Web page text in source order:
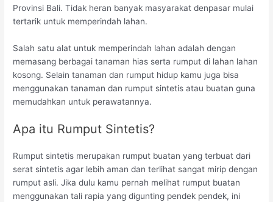
Provinsi Bali. Tidak heran banyak masyarakat denpasar mulai
tertarik untuk memperindah lahan.
Salah satu alat untuk memperindah lahan adalah dengan
memasang berbagai tanaman hias serta rumput di lahan lahan
kosong. Selain tanaman dan rumput hidup kamu juga bisa
menggunakan tanaman dan rumput sintetis atau buatan guna
memudahkan untuk perawatannya.
Apa itu Rumput Sintetis?
Rumput sintetis merupakan rumput buatan yang terbuat dari
serat sintetis agar lebih aman dan terlihat sangat mirip dengan
rumput asli. Jika dulu kamu pernah melihat rumput buatan
menggunakan tali rapia yang digunting pendek pendek, ini